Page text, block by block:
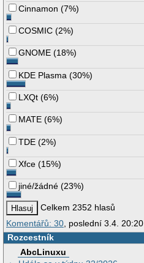
Cinnamon (7%)
COSMIC (2%)
GNOME (18%)
KDE Plasma (30%)
LXQt (6%)
MATE (6%)
TDE (2%)
Xfce (15%)
jiné/žádné (23%)
Celkem 2352 hlasů
Komentářů: 30 , poslední 3.4. 20:20
Rozcestník
AbcLinuxu